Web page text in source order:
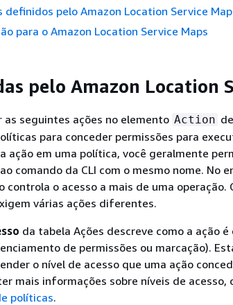
definidos pelo Amazon Location Service
para o Amazon Location Service Maps
pelo Amazon Location
as seguintes ações no elemento Action
para conceder permissões para
ação em uma política, você geralmente
comando da CLI com o mesmo nome. No
controla o acesso a mais de uma operação.
várias ações diferentes.
da tabela Ações descreve como a ação
de permissões ou marcação).
o nível de acesso que uma ação
mais informações sobre níveis de acesso,
políticas.